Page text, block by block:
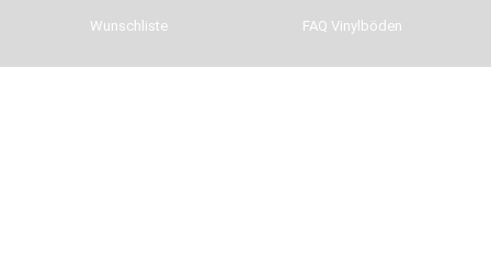
Wunschliste FAQ Vinylböden